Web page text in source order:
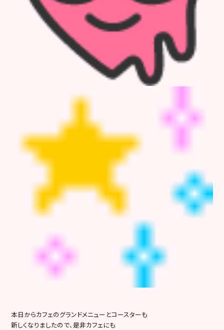
本日からカフェのグランドメニューとコースターも
新しくなりましたので、是非カフェにも